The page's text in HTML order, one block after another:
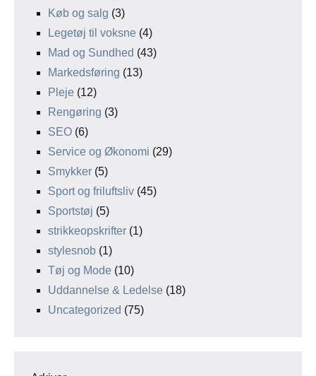
Køb og salg (3)
Legetøj til voksne (4)
Mad og Sundhed (43)
Markedsføring (13)
Pleje (12)
Rengøring (3)
SEO (6)
Service og Økonomi (29)
Smykker (5)
Sport og friluftsliv (45)
Sportstøj (5)
strikkeopskrifter (1)
stylesnob (1)
Tøj og Mode (10)
Uddannelse & Ledelse (18)
Uncategorized (75)